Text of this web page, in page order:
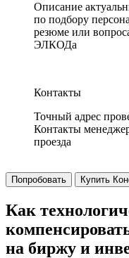
Описание
по подбору
резюме или
ЭЛКОДа
Контакты
Точный адрес
Контакты
проезда
Попробовать Купить
Как
на биржу и